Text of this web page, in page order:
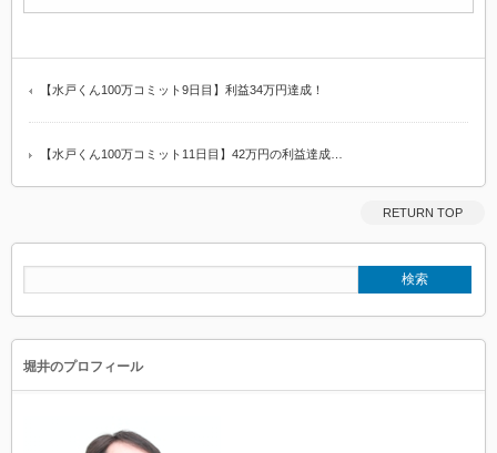
【水戸くん100万コミット9日目】利益34万円達成！
【水戸くん100万コミット11日目】42万円の利益達成…
RETURN TOP
堀井のプロフィール